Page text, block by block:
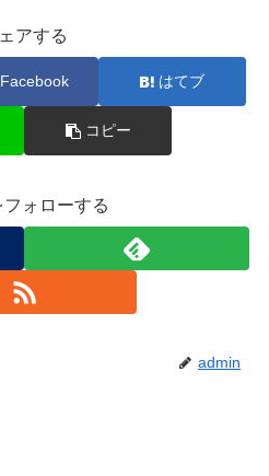
アする
Facebook はてブ
コピー
ォローする
admin